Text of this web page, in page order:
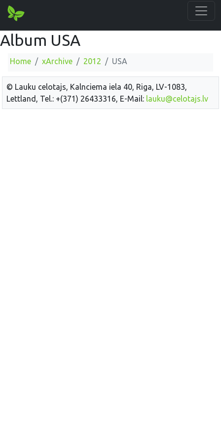
Album USA
Home xArchive 2012 USA
© Lauku celotajs, Kalnciema iela 40, Riga, LV-1083,
Lettland, Tel.: +(371) 26433316, E-Mail: lauku@celotajs.lv